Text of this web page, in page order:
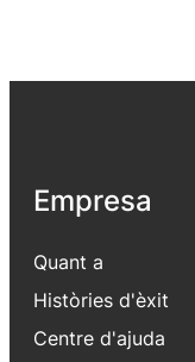
Empresa
Quant a
Històries d'èxit
Centre d'ajuda